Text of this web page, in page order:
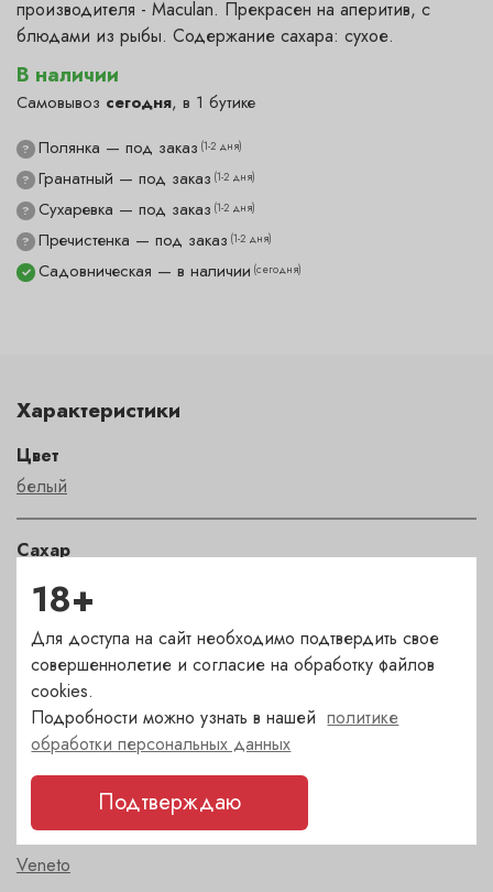
В наличии
Самовывоз сегодня, в 1 бутике
? Гранатный — под заказ (1-2 дня)
? Полянка — под заказ (1-2 дня)
? Пречистенка — под заказ (1-2 дня)
✓ Садовническая — в наличии (сегодня)
? Сухаревка — под заказ (1-2 дня)
производителя - Maculan. Прекрасен на аперитив, с
блюдами из рыбы. Содержание сахара: сухое.
Характеристики
Цвет
белый
Сахар
сухое
Страна
Италия
Сорт
Cовиньон Блан,Фриулано
Регион
Veneto
18+
Для доступа на сайт необходимо подтвердить свое
совершеннолетие и согласие на обработку файлов
cookies.
Подробности можно узнать в нашейполитике
обработки персональных данных
Подтверждаю